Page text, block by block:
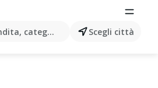
categorie, prodotti...Scegli città